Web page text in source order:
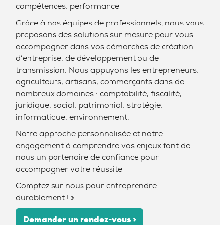
compétences, performance
Grâce à nos équipes de professionnels, nous vous
proposons des solutions sur mesure pour vous
accompagner dans vos démarches de création
d’entreprise, de développement ou de
transmission. Nous appuyons les entrepreneurs,
agriculteurs, artisans, commerçants dans de
nombreux domaines : comptabilité, fiscalité,
juridique, social, patrimonial, stratégie,
informatique, environnement.
Notre approche personnalisée et notre
engagement à comprendre vos enjeux font de
nous un partenaire de confiance pour
accompagner votre réussite
Comptez sur nous pour entreprendre
durablement ! »
Demander un rendez-vous >